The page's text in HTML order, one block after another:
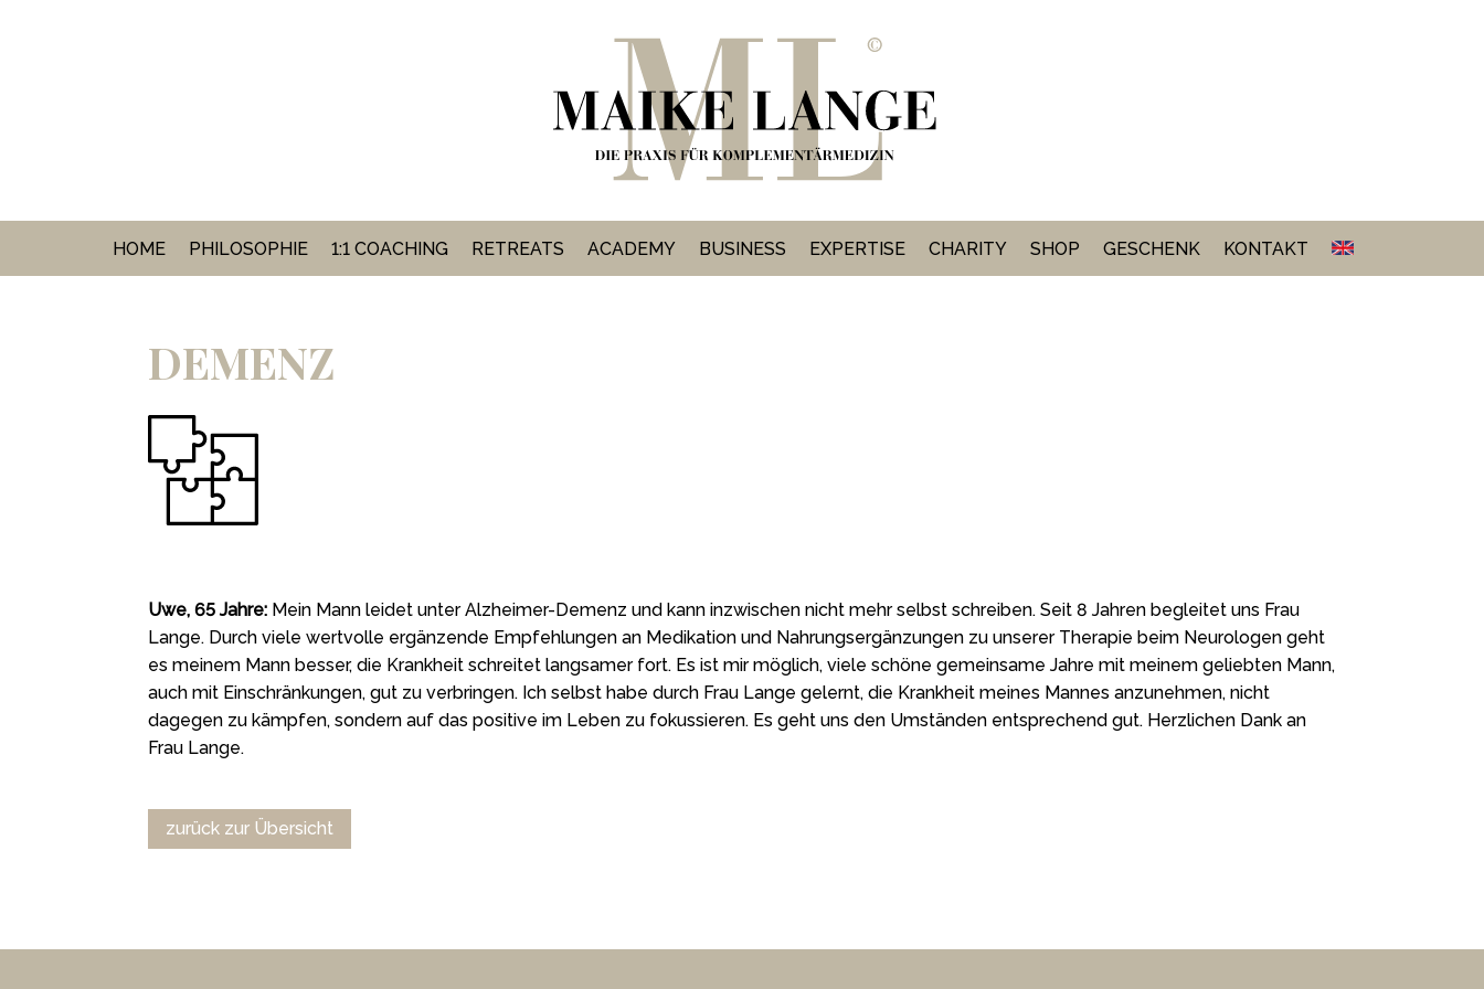
HOME PHILOSOPHIE 1:1 COACHING RETREATS ACADEMY BUSINESS EXPERTISE CHARITY SHOP GESCHENK KONTAKT
DEMENZ
Uwe, 65 Jahre: Mein Mann leidet unter Alzheimer-Demenz und kann inzwischen nicht mehr selbst schreiben. Seit 8 Jahren begleitet uns Frau
Lange. Durch viele wertvolle ergänzende Empfehlungen an Medikation und Nahrungsergänzungen zu unserer Therapie beim Neurologen geht
es meinem Mann besser, die Krankheit schreitet langsamer fort. Es ist mir möglich, viele schöne gemeinsame Jahre mit meinem geliebten Mann,
auch mit Einschränkungen, gut zu verbringen. Ich selbst habe durch Frau Lange gelernt, die Krankheit meines Mannes anzunehmen, nicht
dagegen zu kämpfen, sondern auf das positive im Leben zu fokussieren. Es geht uns den Umständen entsprechend gut. Herzlichen Dank an
Frau Lange.
zurück zur Übersicht